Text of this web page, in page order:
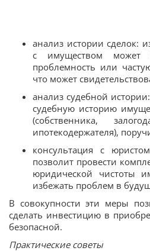
анализ истории сделок:
с имуществом может
проблемность или
что может
анализ судебной
судебную историю
(собственника,
ипотекодержателя),
консультация с
позволит провести
юридической чистоты
избежать проблем в
В совокупности эти меры
сделать инвестицию в
безопасной.
Практические советы